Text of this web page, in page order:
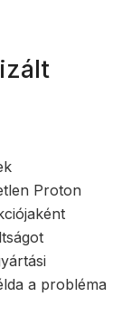
Proton
a probléma